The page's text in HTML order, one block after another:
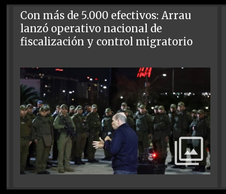
Con más de 5.000 efectivos: Arrau
lanzó operativo nacional de
fiscalización y control migratorio